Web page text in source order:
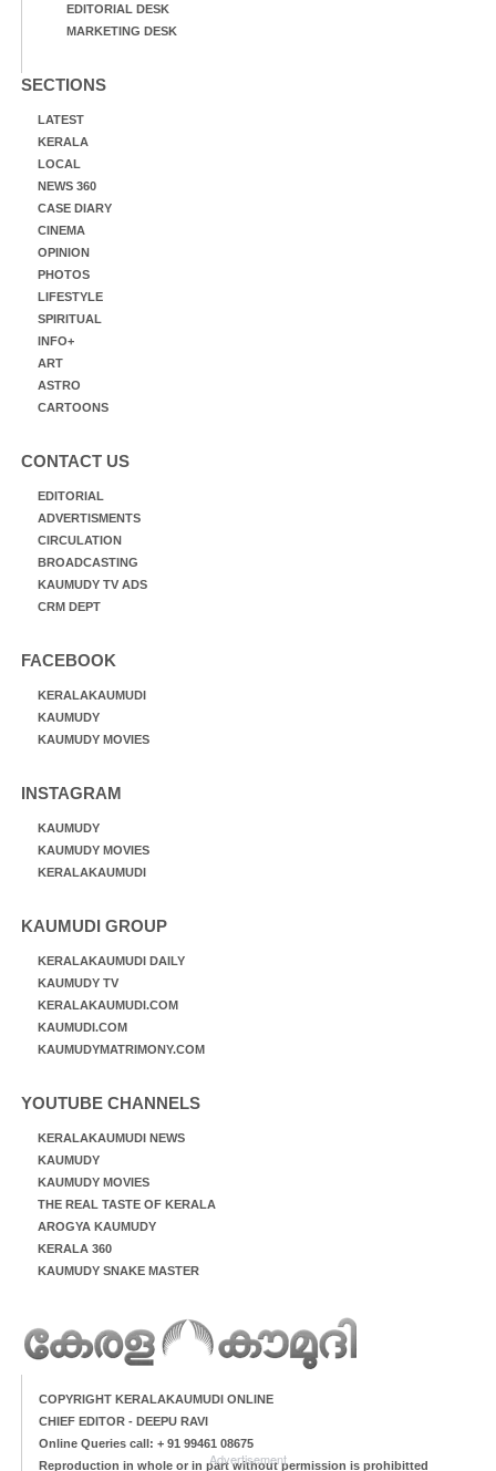
EDITORIAL DESK
MARKETING DESK
SECTIONS
LATEST
KERALA
LOCAL
NEWS 360
CASE DIARY
CINEMA
OPINION
PHOTOS
LIFESTYLE
SPIRITUAL
INFO+
ART
ASTRO
CARTOONS
CONTACT US
EDITORIAL
ADVERTISMENTS
CIRCULATION
BROADCASTING
KAUMUDY TV ADS
CRM DEPT
FACEBOOK
KERALAKAUMUDI
KAUMUDY
KAUMUDY MOVIES
INSTAGRAM
KAUMUDY
KAUMUDY MOVIES
KERALAKAUMUDI
KAUMUDI GROUP
KERALAKAUMUDI DAILY
KAUMUDY TV
KERALAKAUMUDI.COM
KAUMUDI.COM
KAUMUDYMATRIMONY.COM
YOUTUBE CHANNELS
KERALAKAUMUDI NEWS
KAUMUDY
KAUMUDY MOVIES
THE REAL TASTE OF KERALA
AROGYA KAUMUDY
KERALA 360
KAUMUDY SNAKE MASTER
COPYRIGHT KERALAKAUMUDI ONLINE
CHIEF EDITOR - DEEPU RAVI
Online Queries call: + 91 99461 08675
Reproduction in whole or in part without permission is prohibitted
Advertisement